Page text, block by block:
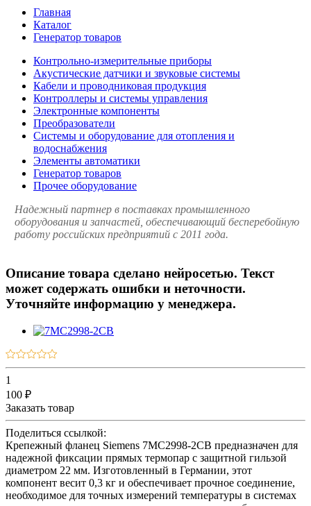
Главная
Каталог
Генератор товаров
Контрольно-измерительные приборы
Акустические датчики и звуковые системы
Кабели и проводниковая продукция
Контроллеры и системы управления
Электронные компоненты
Преобразователи
Системы и оборудование для отопления и
водоснабжения
Элементы автоматики
Генератор товаров
Прочее оборудование
Надежный партнер в поставках промышленного
оборудования и запчастей, обеспечивающий бесперебойную
работу российских предприятий с 2011 года.
Описание товара сделано нейросетью. Текст
может содержать ошибки и неточности.
Уточняйте информацию у менеджера.
1
100 ₽
Заказать товар
Поделиться ссылкой:
Крепежный фланец Siemens 7MC2998-2CB предназначен для
надежной фиксации прямых термопар с защитной гильзой
диаметром 22 мм. Изготовленный в Германии, этот
компонент весит 0,3 кг и обеспечивает прочное соединение,
необходимое для точных измерений температуры в системах